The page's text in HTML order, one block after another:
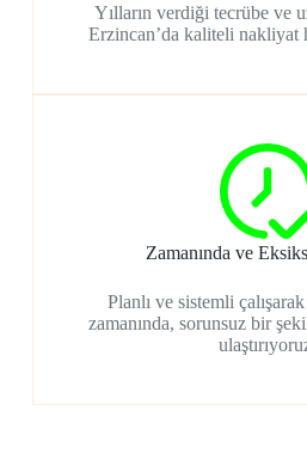
Yılların verdiği tecrübe ve
Erzincan’da kaliteli nakliyat
Zamanında ve
Planlı ve sistemli çalışarak
zamanında, sorunsuz bir